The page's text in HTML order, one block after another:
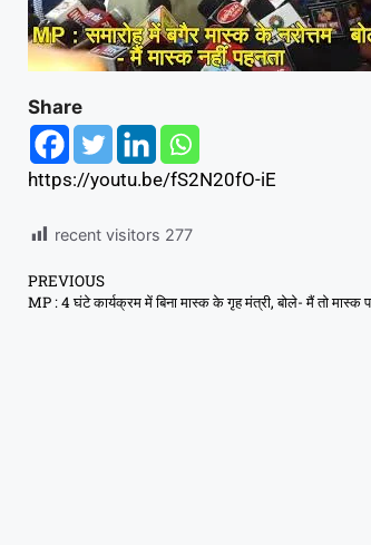
Share
https://youtu.be/fS2N20fO-iE
recent visitors 277
PREVIOUS
MP : 4 घंटे कार्यक्रम में बिना मास्क के गृह मंत्री, बोले- मैं ताे मास्क